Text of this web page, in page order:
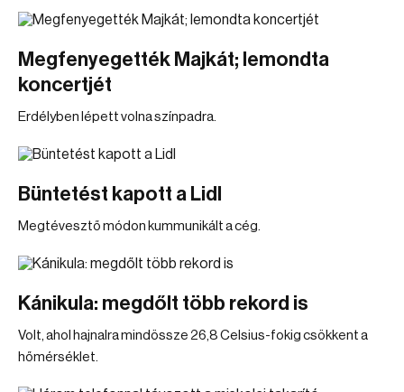
Megfenyegették Majkát; lemondta
koncertjét
Erdélyben lépett volna színpadra.
Büntetést kapott a Lidl
Megtévesztő módon kummunikált a cég.
Kánikula: megdőlt több rekord is
Volt, ahol hajnalra mindössze 26,8 Celsius-fokig csökkent a
hőmérséklet.